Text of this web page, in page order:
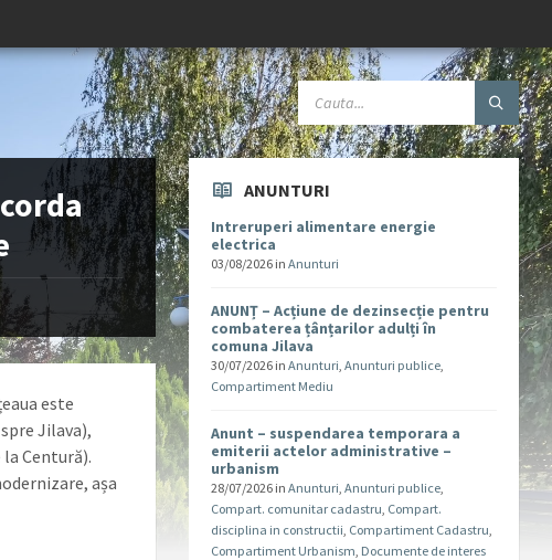
este
Jilava),
Centură).
așa
ANUNTURI
Intreruperi alimentare energie
electrica
03/08/2026 inAnunturi
ANUNȚ – Acțiune de dezinsecție pentru
combaterea țânțarilor adulți în
comuna Jilava
30/07/2026 inAnunturi,Anunturi publice,
Compartiment Mediu
Anunt – suspendarea temporara a
emiterii actelor administrative –
urbanism
28/07/2026 inAnunturi,Anunturi publice,
Compart. comunitar cadastru, Compart.
disciplina in constructii, Compartiment Cadastru,
Compartiment Urbanism, Documente de interes